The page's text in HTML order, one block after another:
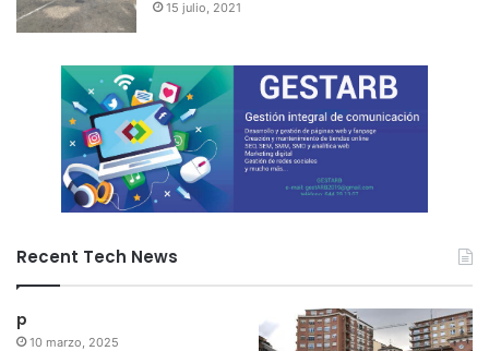
15 julio, 2021
Recent Tech News
p
10 marzo, 2025